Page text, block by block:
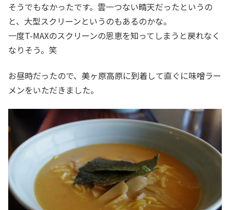
そうでもなかったです。雲一つない晴天だったというの
と、大型スクリーンというのもあるのかな。
一度T-MAXのスクリーンの恩恵を知ってしまうと戻れなく
なりそう。笑
お昼時だったので、美ヶ原高原に到着して直ぐに味噌ラー
メンをいただきました。